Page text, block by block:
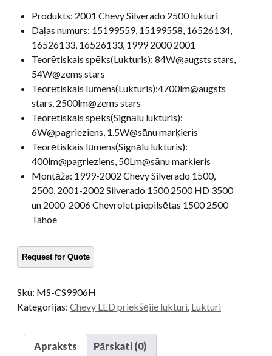
Produkts: 2001 Chevy Silverado 2500 lukturi
Daļas numurs: 15199559, 15199558, 16526134,
16526133, 16526133, 1999 2000 2001
Teorētiskais spēks(Lukturis): 84W@augsts stars,
54W@zems stars
Teorētiskais lūmens(Lukturis):4700lm@augsts
stars, 2500lm@zems stars
Teorētiskais spēks(Signālu lukturis):
6W@pagrieziens, 1.5W@sānu marķieris
Teorētiskais lūmens(Signālu lukturis):
400lm@pagrieziens, 50Lm@sānu marķieris
Montāža: 1999-2002 Chevy Silverado 1500,
2500, 2001-2002 Silverado 1500 2500 HD 3500
un 2000-2006 Chevrolet piepilsētas 1500 2500
Tahoe
Sku: MS-CS9906H
Kategorijas: Chevy LED priekšējie lukturi Lukturi
Apraksts Pārskati (0)